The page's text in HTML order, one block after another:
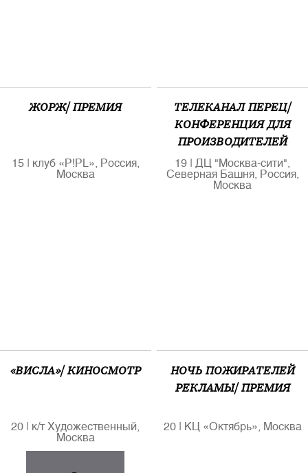
ЖОРЖ/ ПРЕМИЯ
15 | клуб «P!PL», Россия,
Москва
ТЕЛЕКАНАЛ ПЕРЕЦ/
КОНФЕРЕНЦИЯ ДЛЯ
ПРОИЗВОДИТЕЛЕЙ
19 | ДЦ "Москва-сити",
Северная Башня, Россия,
Москва
«ВИСЛА»/ КИНОСМОТР
20 | к/т Художественный,
Москва
НОЧЬ ПОЖИРАТЕЛЕЙ
РЕКЛАМЫ/ ПРЕМИЯ
20 | КЦ «Октябрь», Москва